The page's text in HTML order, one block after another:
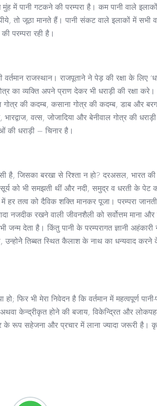
मुंह में पानी गटकने की परम्परा है। कम पानी वाले
तो जूठा मानते हैं। पानी संकट वाले इलाकों में
परम्परा रही है।
राजस्थान। राजपूताने ने पेड़ की रक्षा के लिए
व्यक्ति अपने प्राण देकर भी धराड़ी की रक्षा करे।
की कदम्ब, कसाना गोत्र की कदम्ब, डाब और
वत्स, जोजादिया और बेनीवाल गोत्र की
की धराड़ी – चिनार है।
है, जिसका बरखा से रिश्ता न हो? दरअसल, भारत
को भी समझती थीं और नदी, समुद्र व धरती के पेट
हर तत्व को दैविक शक्ति मानकर पूजा। परम्परा
नजदीक रखने वाली जीवनशैली को सर्वोत्तम माना
जन्म देता है। किंतु पानी के परम्परागत ज्ञानी
उन्होनेे तिब्बत स्थित कैलाश के नाथ का धन्यवाद
फिर भी मेरा निवेदन है कि वर्तमान में महत्वपूर्ण
केन्द्रीकृत होने की बजाय, विकेन्द्रित और
के रूप सहेजना और प्रचार में लाना ज्यादा जरूरी